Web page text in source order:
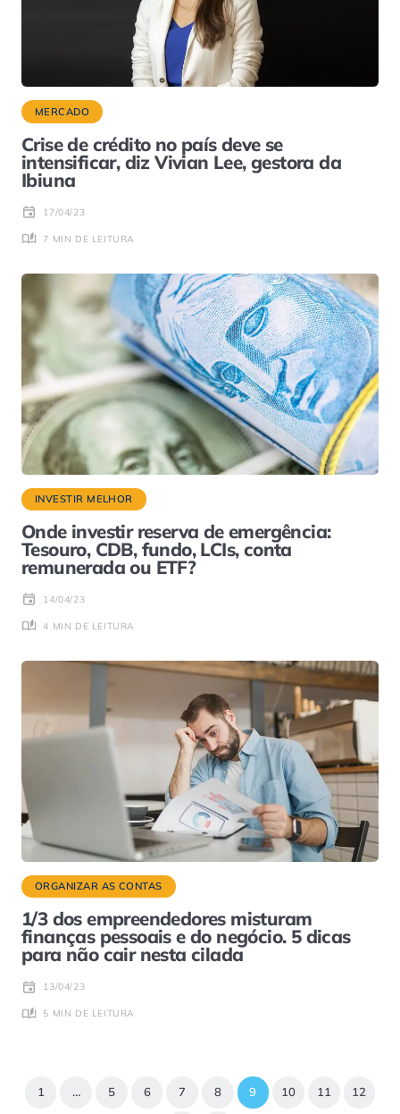
MERCADO
Crise de crédito no país deve se
intensificar, diz Vivian Lee, gestora da
Ibiuna
17/04/23
7 MIN DE LEITURA
INVESTIR MELHOR
Onde investir reserva de emergência:
Tesouro, CDB, fundo, LCIs, conta
remunerada ou ETF?
14/04/23
4 MIN DE LEITURA
ORGANIZAR AS CONTAS
1/3 dos empreendedores misturam
finanças pessoais e do negócio. 5 dicas
para não cair nesta cilada
13/04/23
5 MIN DE LEITURA
1 … 5 6 7 8 9 10 11 12